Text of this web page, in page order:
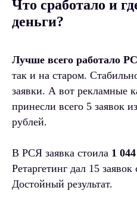
Что сработало и
деньги?
Лучше всего работало
так и на старом.
заявки. А вот рекламные
принесли всего 5 заявок
рублей.
В РСЯ заявка стоила 1
Ретаргетинг дал 15
Достойный результат.